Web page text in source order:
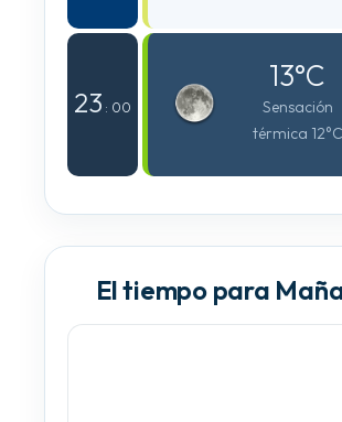
23 : 00
13°C
Sensación
térmica 12°C
El tiempo para